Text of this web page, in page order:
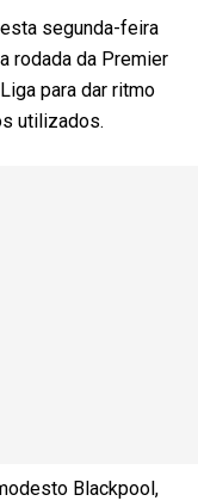
segunda-feira
rodada da Premier
para dar ritmo
utilizados.
Blackpool,